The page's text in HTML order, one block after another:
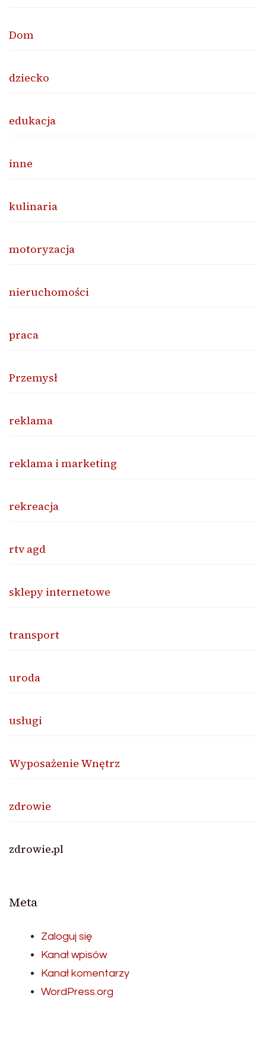
Dom
dziecko
edukacja
inne
kulinaria
motoryzacja
nieruchomości
praca
Przemysł
reklama
reklama i marketing
rekreacja
rtv agd
sklepy internetowe
transport
uroda
usługi
Wyposażenie Wnętrz
zdrowie
zdrowie.pl
Meta
Zaloguj się
Kanał wpisów
Kanał komentarzy
WordPress.org